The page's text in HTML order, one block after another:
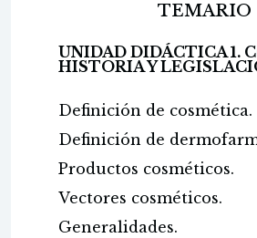
TEMARIO
UNIDAD DIDÁCTICA 1.
HISTORIA Y
Definición de cosmética.
Definición de
Productos cosméticos.
Vectores cosméticos.
Generalidades.